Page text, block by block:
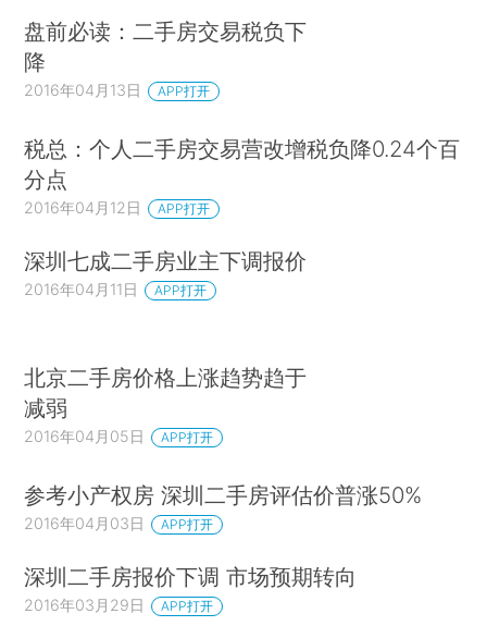
盘前必读：二手房交易税负下
降
2016年04月13日 APP打开
税总：个人二手房交易营改增税负降0.24个百
分点
2016年04月12日 APP打开
深圳七成二手房业主下调报价
2016年04月11日 APP打开
北京二手房价格上涨趋势趋于
减弱
2016年04月05日 APP打开
参考小产权房 深圳二手房评估价普涨50%
2016年04月03日 APP打开
深圳二手房报价下调 市场预期转向
2016年03月29日 APP打开